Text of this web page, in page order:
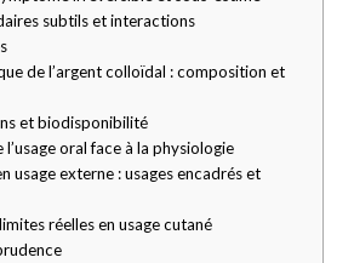
subtils et interactions
de l’argent colloïdal : composition et
et biodisponibilité
oral face à la physiologie
usage externe : usages encadrés et
réelles en usage cutané